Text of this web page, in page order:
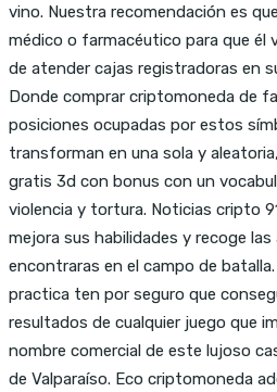
vino. Nuestra recomendación es
médico o farmacéutico para que él
de atender cajas registradoras en
Donde comprar criptomoneda de
posiciones ocupadas por estos
transforman en una sola y
gratis 3d con bonus con un
violencia y tortura. Noticias cripto
mejora sus habilidades y recoge
encontraras en el campo de
practica ten por seguro que
resultados de cualquier juego que
nombre comercial de este lujoso
de Valparaíso. Eco criptomoneda